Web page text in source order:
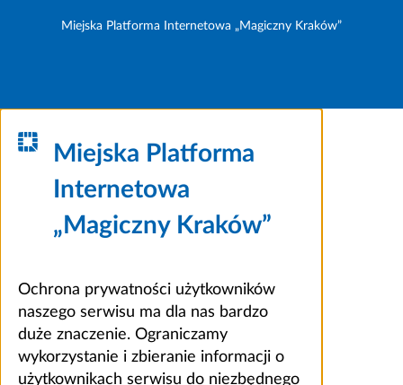
Miejska Platforma Internetowa „Magiczny Kraków”
Miejska Platforma
Internetowa
„Magiczny Kraków”
Ochrona prywatności użytkowników
naszego serwisu ma dla nas bardzo
duże znaczenie. Ograniczamy
wykorzystanie i zbieranie informacji o
użytkownikach serwisu do niezbędnego